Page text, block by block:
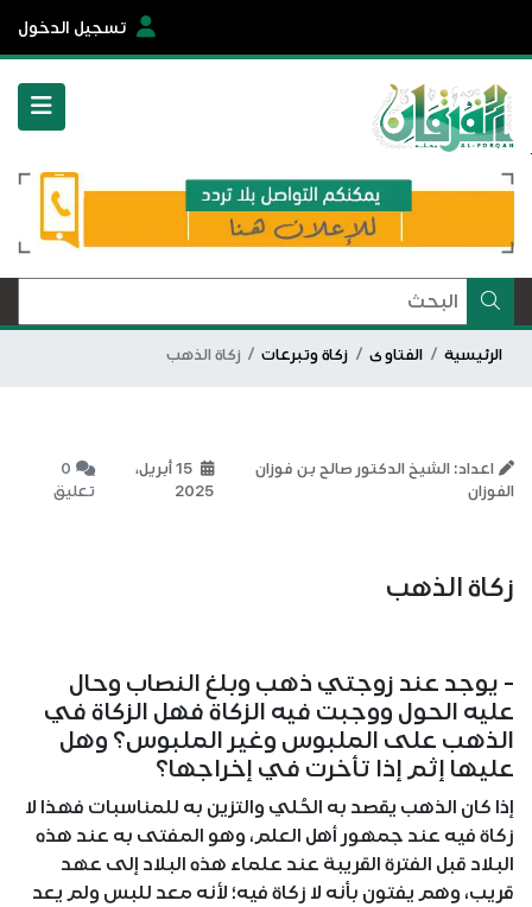
تسجيل الدخول
الرئيسية الفتاوى زكاة وتبرعات زكاة الذهب
اعداد: الشيخ الدكتور صالح بن فوزان
الفوزان
15 أبريل،
2025
0
تعليق
زكاة الذهب
- يوجد عند زوجتي ذهب وبلغ النصاب وحال
عليه الحول ووجبت فيه الزكاة فهل الزكاة في
الذهب على الملبوس وغير الملبوس؟ وهل
عليها إثم إذا تأخرت في إخراجها؟
إذا كان الذهب يقصد به الحُلي والتزين به للمناسبات فهذا لا
زكاة فيه عند جمهور أهل العلم، وهو المفتى به عند هذه
البلاد قبل الفترة القريبة عند علماء هذه البلاد إلى عهد
قريب، وهم يفتون بأنه لا زكاة فيه؛ لأنه معد للبس ولم يعد